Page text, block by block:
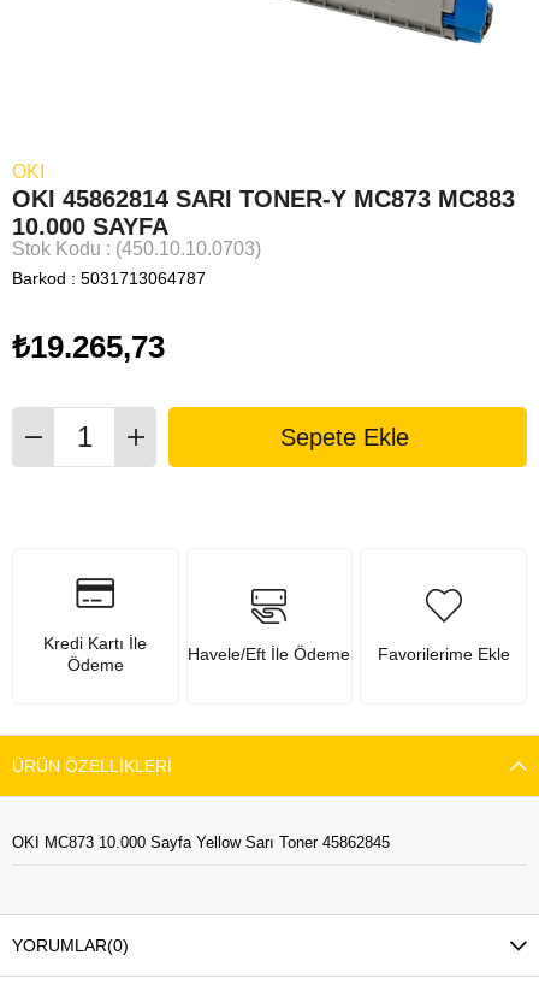
OKI
OKI 45862814 SARI TONER-Y MC873 MC883
10.000 SAYFA
Stok Kodu (450.10.10.0703)
Barkod : 5031713064787
₺19.265,73
Kredi Kartı İle
Ödeme
Havele/Eft İle Ödeme Favorilerime Ekle
ÜRÜN ÖZELLIKLERI
OKI MC873 10.000 Sayfa Yellow Sarı Toner 45862845
YORUMLAR(0)